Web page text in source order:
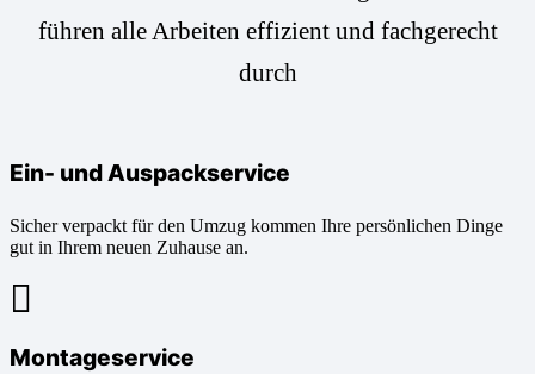
führen alle Arbeiten effizient und fachgerecht
durch
Ein- und Auspackservice
Sicher verpackt für den Umzug kommen Ihre persönlichen Dinge
gut in Ihrem neuen Zuhause an.
Montageservice